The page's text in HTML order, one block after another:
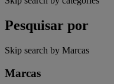
Pesquisar por
Skip search by Marcas
Marcas